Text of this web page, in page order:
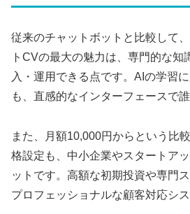
従来のチャットボットと比較して
トCVの最大の魅力は、専門的な知
入・運用できる点です。AIの学習
も、直感的なインターフェースで
また、月額10,000円からという比
格設定も、中小企業やスタートア
ットです。高額な初期投資や専門
プロフェッショナルな顧客対応シ